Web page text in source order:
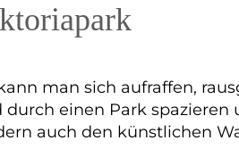
man sich aufraffen,
einen Park
auch den künstlichen